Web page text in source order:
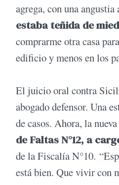
agrega, con una
estaba teñida de
comprarme otra casa
edificio y menos en los
El juicio oral contra
abogado defensor. Una
de casos. Ahora, la
de Faltas N°12, a
de la Fiscalía N°10.
está bien. Que vivir con